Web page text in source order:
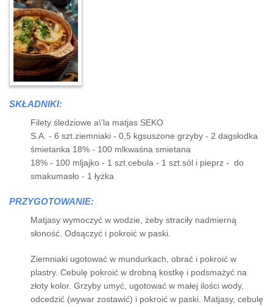
SKŁADNIKI:
Filety śledziowe a\'la matjas SEKO
S.A. - 6 szt.ziemniaki - 0,5 kgsuszone grzyby - 2 dagsłodka
śmietanka 18% - 100 mlkwaśna smietana
18% - 100 mljajko - 1 szt.cebula - 1 szt.sól i pieprz - do
smakumasło - 1 łyżka
PRZYGOTOWANIE:
Matjasy wymoczyć w wodzie, żeby straciły nadmierną
słoność. Odsączyć i pokroić w paski.
Ziemniaki ugotować w mundurkach, obrać i pokroić w
plastry. Cebulę pokroić w drobną kostkę i podsmażyć na
złoty kolor. Grzyby umyć, ugotować w małej ilości wody,
odcedzić (wywar zostawić) i pokroić w paski. Matjasy, cebulę